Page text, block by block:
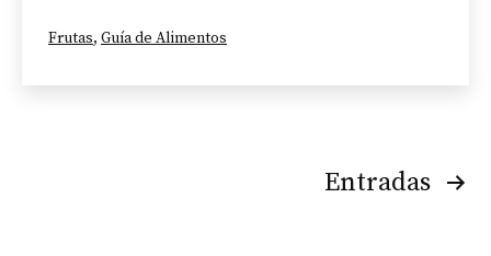
Categorizado
Frutas, Guía de Alimentos
Entradas